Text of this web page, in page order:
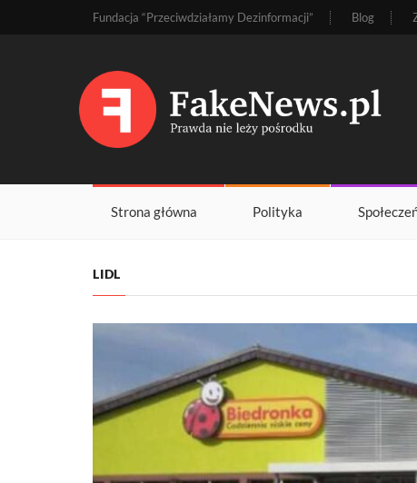
Fundacja “Przeciwdziałamy Dezinformacji” Blog
Strona główna Polityka
LIDL